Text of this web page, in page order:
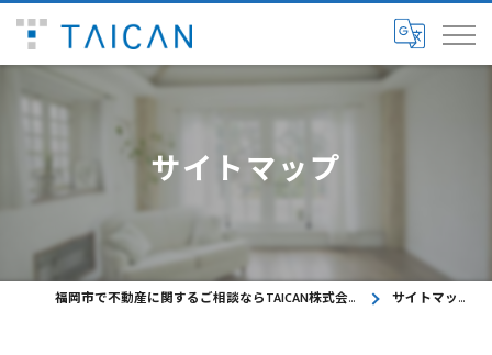
サイトマップ
福岡市で不動産に関するご相談ならTAICAN株式会社 サイトマップ